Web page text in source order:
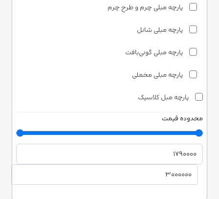
پارچه مبلی چرم و طرح چرم
پارچه مبلی شانل
پارچه مبلی گونی‌بافت
پارچه مبلی مخملی
پارچه مبل کلاسیک
پارچه مبلی ساتن
پارچه مبلی شانل
پارچه مبلی مخمل
دونری هوم
محدوده قیمت